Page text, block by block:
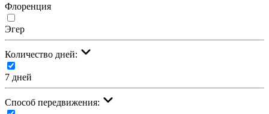
Флоренция
Эгер
Количество дней:
7 дней
Cпособ передвижения: